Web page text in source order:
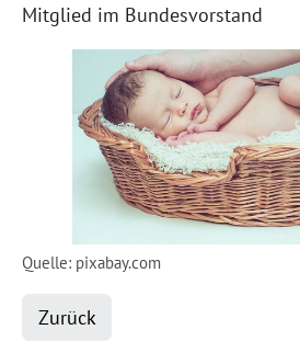
Mitglied im Bundesvorstand
Quelle: pixabay.com
Zurück